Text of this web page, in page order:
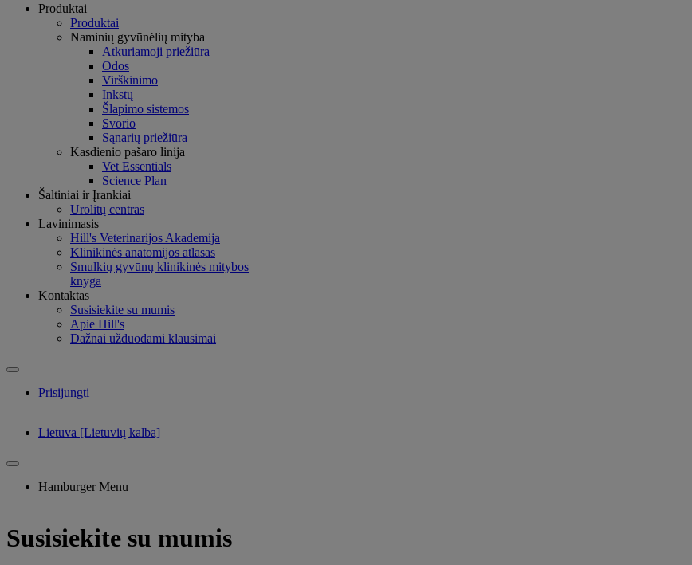
Produktai
Produktai
Naminių gyvūnėlių mityba
Atkuriamoji priežiūra
Odos
Virškinimo
Inkstų
Šlapimo sistemos
Svorio
Sąnarių priežiūra
Kasdienio pašaro linija
Vet Essentials
Science Plan
Šaltiniai ir Įrankiai
Urolitų centras
Lavinimasis
Hill's Veterinarijos Akademija
Klinikinės anatomijos atlasas
Smulkių gyvūnų klinikinės mitybos
knyga
Kontaktas
Susisiekite su mumis
Apie Hill's
Dažnai užduodami klausimai
Prisijungti
Lietuva [Lietuvių kalba]
Hamburger Menu
Susisiekite su mumis